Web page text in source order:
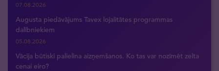
07.08.2026
Augusta piedāvājums Tavex lojalitātes programmas
dalībniekiem
05.08.2026
Vācija būtiski palielina aizņemšanos. Ko tas var nozīmēt zelta
cenai eiro?